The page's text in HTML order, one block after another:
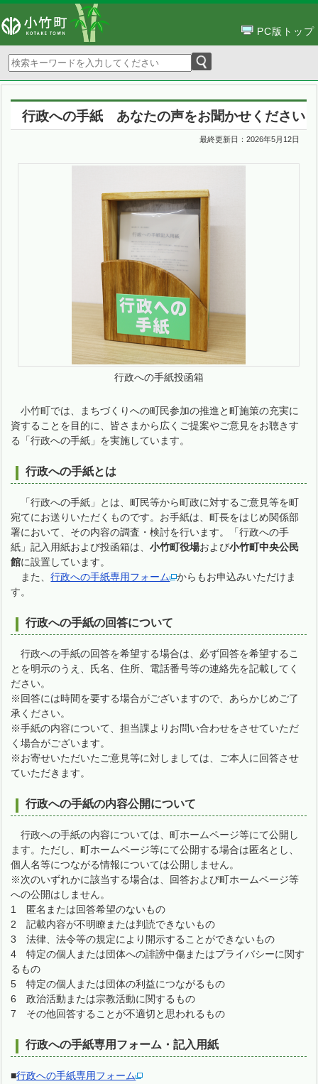
PC版トップ
行政への手紙 あなたの声をお聞かせください
最終更新日：2026年5月12日
行政への手紙投函箱
小竹町では、まちづくりへの町民参加の推進と町施策の充実に
資することを目的に、皆さまから広くご提案やご意見をお聴きす
る「行政への手紙」を実施しています。
行政への手紙とは
「行政への手紙」とは、町民等から町政に対するご意見等を町
宛てにお送りいただくものです。お手紙は、町長をはじめ関係部
署において、その内容の調査・検討を行います。「行政への手
紙」記入用紙および投函箱は、小竹町役場および小竹町中央公民
館に設置しています。
また、行政への手紙専用フォーム
からもお申込みいただけま
す。
行政への手紙の回答について
行政への手紙の回答を希望する場合は、必ず回答を希望するこ
とを明示のうえ、氏名、住所、電話番号等の連絡先を記載してく
ださい。
※回答には時間を要する場合がございますので、あらかじめご了
承ください。
※手紙の内容について、担当課よりお問い合わせをさせていただ
く場合がございます。
※お寄せいただいたご意見等に対しましては、ご本人に回答させ
ていただきます。
行政への手紙の内容公開について
行政への手紙の内容については、町ホームページ等にて公開し
ます。ただし、町ホームページ等にて公開する場合は匿名とし、
個人名等につながる情報については公開しません。
※次のいずれかに該当する場合は、回答および町ホームページ等
への公開はしません。
1 匿名または回答希望のないもの
2 記載内容が不明瞭または判読できないもの
3 法律、法令等の規定により開示することができないもの
4 特定の個人または団体への誹謗中傷またはプライバシーに関す
るもの
5 特定の個人または団体の利益につながるもの
6 政治活動または宗教活動に関するもの
7 その他回答することが不適切と思われるもの
行政への手紙専用フォーム・記入用紙
■行政への手紙専用フォーム